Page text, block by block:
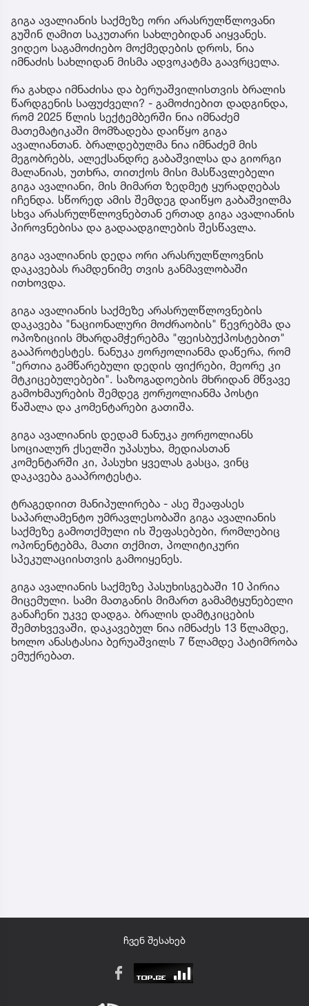
გიგა ავალიანის საქმეზე ორი არასრულწლოვანი
გუშინ ღამით საკუთარი სახლებიდან აიყვანეს.
ვიდეო საგამოძიებო მოქმედების დროს, ნია
იმნაძის სახლიდან მისმა ადვოკატმა გაავრცელა.
რა გახდა იმნაძისა და ბერუაშვილისთვის ბრალის
წარდგენის საფუძველი? - გამოძიებით დადგინდა,
რომ 2025 წლის სექტემბერში ნია იმნაძემ
მათემატიკაში მომზადება დაიწყო გიგა
ავალიანთან. ბრალდებულმა ნია იმნაძემ მის
მეგობრებს, ალექსანდრე გაბაშვილსა და გიორგი
მალანიას, უთხრა, თითქოს მისი მასწავლებელი
გიგა ავალიანი, მის მიმართ ზედმეტ ყურადღებას
იჩენდა. სწორედ ამის შემდეგ დაიწყო გაბაშვილმა
სხვა არასრულწლოვნებთან ერთად გიგა ავალიანის
პიროვნებისა და გადაადგილების შესწავლა.
გიგა ავალიანის დედა ორი არასრულწლოვნის
დაკავებას რამდენიმე თვის განმავლობაში
ითხოვდა.
გიგა ავალიანის საქმეზე არასრულწლოვნების
დაკავება "ნაციონალური მოძრაობის" წევრებმა და
ოპოზიციის მხარდამჭერებმა "ფეისბუქპოსტებით"
გააპროტესტეს. ნანუკა ჟორჟოლიანმა დაწერა, რომ
"ერთია გამწარებული დედის ფიქრები, მეორე კი
მტკიცებულებები". საზოგადოების მხრიდან მწვავე
გამოხმაურების შემდეგ ჟორჟოლიანმა პოსტი
წაშალა და კომენტარები გათიშა.
გიგა ავალიანის დედამ ნანუკა ჟორჟოლიანს
სოციალურ ქსელში უპასუხა, მედიასთან
კომენტარში კი, პასუხი ყველას გასცა, ვინც
დაკავება გააპროტესტა.
ტრაგედიით მანიპულირება - ასე შეაფასეს
საპარლამენტო უმრავლესობაში გიგა ავალიანის
საქმეზე გამოთქმული ის შეფასებები, რომლებიც
ოპონენტებმა, მათი თქმით, პოლიტიკური
სპეკულაციისთვის გამოიყენეს.
გიგა ავალიანის საქმეზე პასუხისგებაში 10 პირია
მიცემული. სამი მათგანის მიმართ გამამტყუნებელი
განაჩენი უკვე დადგა. ბრალის დამტკიცების
შემთხვევაში, დაკავებულ ნია იმნაძეს 13 წლამდე,
ხოლო ანასტასია ბერუაშვილს 7 წლამდე პატიმრობა
ემუქრებათ.
ჩვენ შესახებ